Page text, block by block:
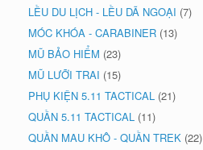
LỀU DU LỊCH - LỀU DÃ NGOẠI (7)
MÓC KHÓA - CARABINER (13)
MŨ BẢO HIỂM (23)
MŨ LƯỠI TRAI (15)
PHỤ KIỆN 5.11 TACTICAL (21)
QUẦN 5.11 TACTICAL (11)
QUẦN MAU KHÔ - QUẦN TREK (22)